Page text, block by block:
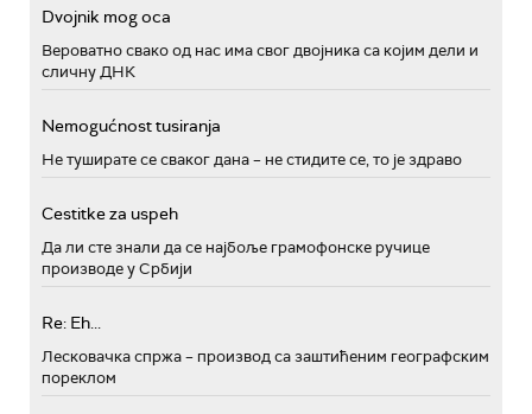
Dvojnik mog oca
Вероватно свако од нас има свог двојника са којим дели и
сличну ДНК
Nemogućnost tusiranja
Не туширате се сваког дана – не стидите се, то је здраво
Cestitke za uspeh
Да ли сте знали да се најбоље грамофонске ручице
производе у Србији
Re: Eh...
Лесковачка спржа – производ са заштићеним географским
пореклом